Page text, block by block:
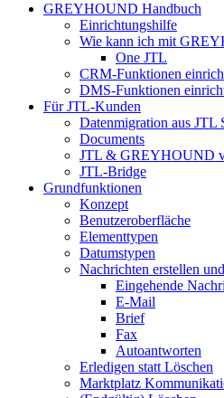
GREYHOUND Handbuch
Einrichtungshilfe
Wie kann ich mit
One JTL
CRM-Funktionen
DMS-Funktionen
Für JTL-Kunden
Datenmigration aus JTL
Documents
JTL & GREYHOUND
JTL-Bridge
Grundfunktionen
Konzept
Benutzeroberfläche
Elementtypen
Datumstypen
Nachrichten erstellen
Eingehende
E-Mail
Brief
Fax
Autoantworten
Erledigen statt Löschen
Marktplatz